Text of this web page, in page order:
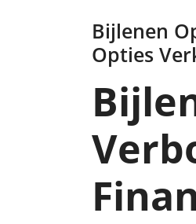
Bijlenen
Opties